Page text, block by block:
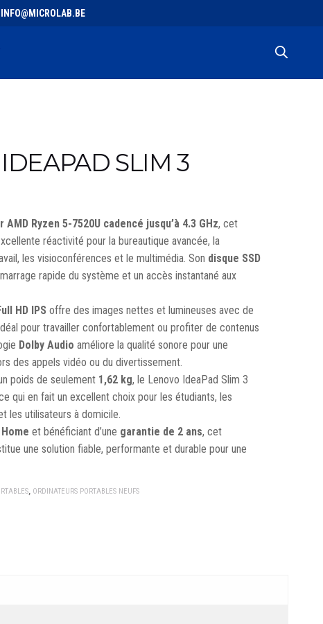
SLIM 3
Ryzen 5-7520U cadencé jusqu’à 4.3 GHz, cet
réactivité pour la bureautique avancée, la
les visioconférences et le multimédia. Son disque SSD
rapide du système et un accès instantané aux
HD IPS offre des images nettes et lumineuses avec de
pour travailler confortablement ou profiter de contenus
Dolby Audio améliore la qualité sonore pour une
des appels vidéo ou du divertissement.
poids de seulement 1,62 kg, le Lenovo IdeaPad Slim 3
qui en fait un excellent choix pour les étudiants, les
les utilisateurs à domicile.
et bénéficiant d’une garantie de 2 ans, cet
une solution fiable, performante et durable pour une
, ORDINATEURS PORTABLES NEUFS